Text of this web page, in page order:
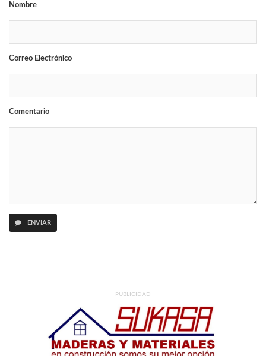
Nombre
Correo Electrónico
Comentario
ENVIAR
PUBLICIDAD